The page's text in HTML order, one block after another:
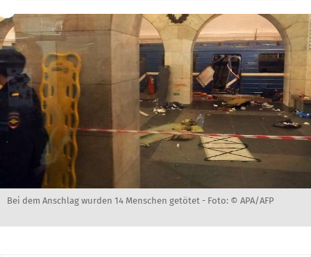
Bei dem Anschlag wurden 14 Menschen getötet - Foto: © APA/AFP